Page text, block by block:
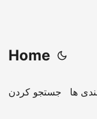
Home
جستجو کردن ها